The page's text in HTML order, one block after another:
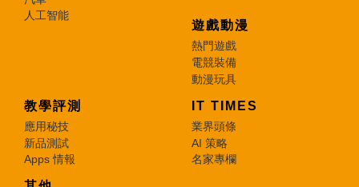
人工智能
遊戲動漫
熱門遊戲
電競裝備
動漫玩具
教學評測
應用秘技
新品測試
Apps 情報
IT TIMES
業界頭條
AI 策略
名家專欄